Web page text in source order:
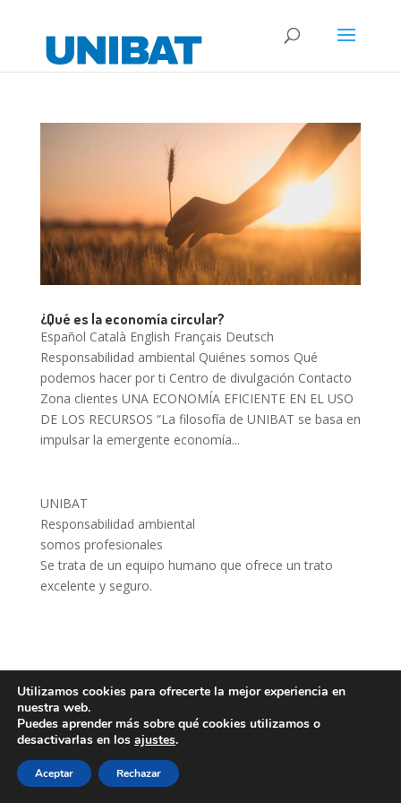
¿Qué es la economía circular?
Español Català English Français Deutsch
Responsabilidad ambiental Quiénes somos Qué
podemos hacer por ti Centro de divulgación Contacto
Zona clientes UNA ECONOMÍA EFICIENTE EN EL USO
DE LOS RECURSOS “La filosofía de UNIBAT se basa en
impulsar la emergente economía...
UNIBAT
Responsabilidad ambiental
somos profesionales
Se trata de un equipo humano que ofrece un trato
excelente y seguro.
Utilizamos cookies para ofrecerte la mejor experiencia en
nuestra web.
Puedes aprender más sobre qué cookies utilizamos o
desactivarlas en los ajustes.
Aceptar Rechazar